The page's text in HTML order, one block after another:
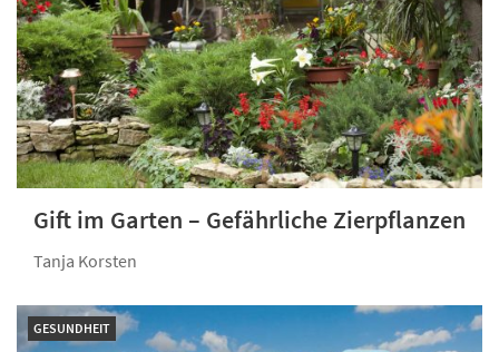
Gift im Garten – Gefähr­liche Zierpflanzen
Tanja Korsten
GESUNDHEIT